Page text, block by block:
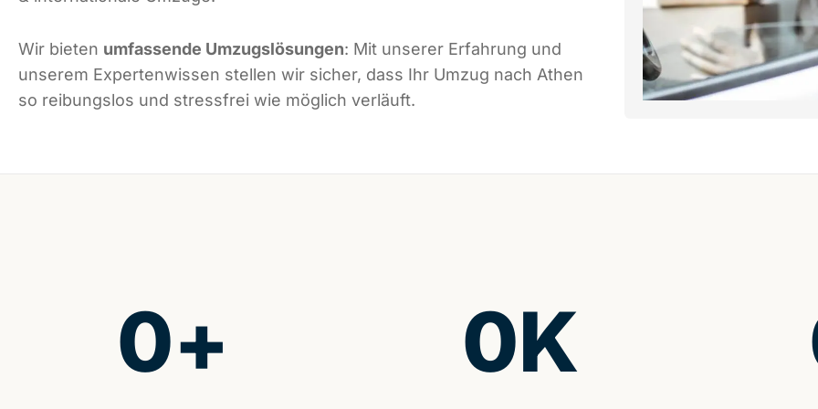
Wir bieten umfassende Umzugslösungen: Mit unserer Erfahrung und
unserem Expertenwissen stellen wir sicher, dass Ihr Umzug nach Athen
so reibungslos und stressfrei wie möglich verläuft.
0+ 0K